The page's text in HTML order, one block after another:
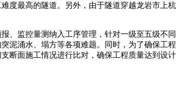
度最高的隧道。另外，由于隧道穿越龙岩市上杭
、监控量测纳入工序管理，针对一级至五级不同
泥涌水、塌方等各项难题。同时，为了确保工程
断面施工情况进行比对，确保工程质量达到设计